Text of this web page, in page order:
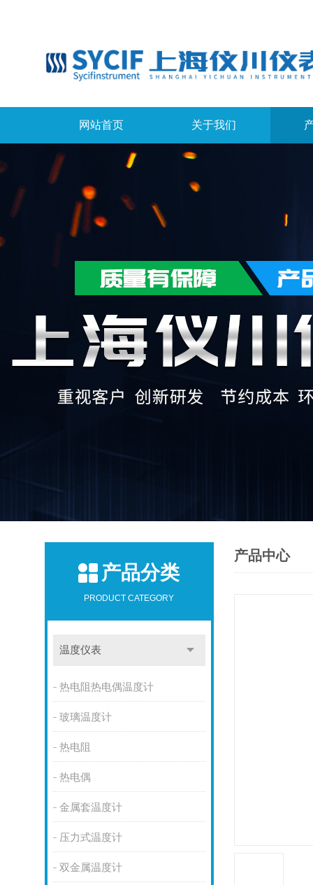
网站首页 关于我们
产品分类
PRODUCT CATEGORY
温度仪表
热电阻热电偶温度计
玻璃温度计
热电阻
热电偶
金属套温度计
压力式温度计
双金属温度计
产品中心